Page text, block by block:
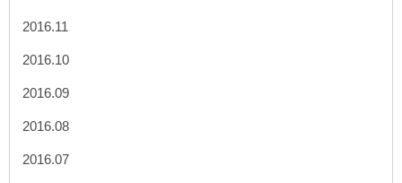
2016.11
2016.10
2016.09
2016.08
2016.07